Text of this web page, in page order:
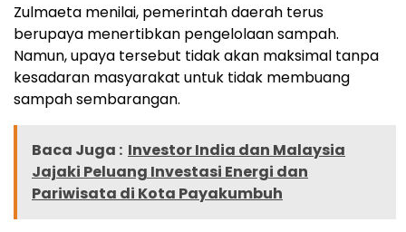
Zulmaeta menilai, pemerintah daerah terus
berupaya menertibkan pengelolaan sampah.
Namun, upaya tersebut tidak akan maksimal tanpa
kesadaran masyarakat untuk tidak membuang
sampah sembarangan.
Baca Juga : Investor India dan Malaysia
Jajaki Peluang Investasi Energi dan
Pariwisata di Kota Payakumbuh